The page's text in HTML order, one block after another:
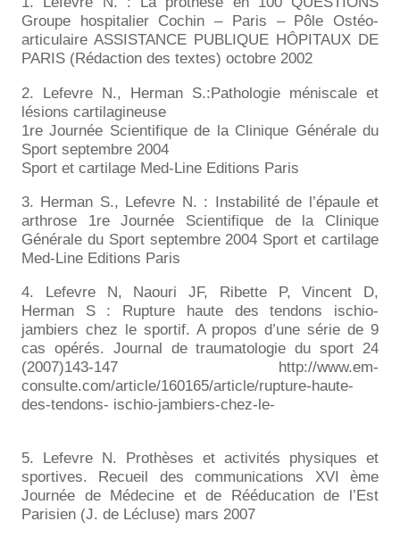
Groupe hospitalier Cochin – Paris – Pôle Ostéo-
articulaire ASSISTANCE PUBLIQUE HÔPITAUX DE
PARIS (Rédaction des textes) octobre 2002
2. Lefevre N., Herman S.:Pathologie méniscale et
lésions cartilagineuse
1re Journée Scientifique de la Clinique Générale du
Sport septembre 2004
Sport et cartilage Med-Line Editions Paris
3. Herman S., Lefevre N. : Instabilité de l’épaule et
arthrose 1re Journée Scientifique de la Clinique
Générale du Sport septembre 2004 Sport et cartilage
Med-Line Editions Paris
4. Lefevre N, Naouri JF, Ribette P, Vincent D,
Herman S : Rupture haute des tendons ischio-
jambiers chez le sportif. A propos d’une série de 9
cas opérés. Journal de traumatologie du sport 24
(2007)143-147 http://www.em-
consulte.com/article/160165/article/rupture-haute-
des-tendons- ischio-jambiers-chez-le-
5. Lefevre N. Prothèses et activités physiques et
sportives. Recueil des communications XVI ème
Journée de Médecine et de Rééducation de l’Est
Parisien (J. de Lécluse) mars 2007